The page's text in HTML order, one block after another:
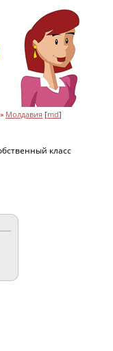
» Молдавия [md]
класс